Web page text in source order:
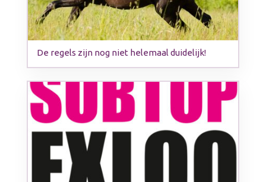
De regels zijn nog niet helemaal duidelijk!